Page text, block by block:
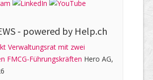
- powered by Help.ch
Verwaltungsrat mit zwei
FMCG-Führungskräften Hero AG,